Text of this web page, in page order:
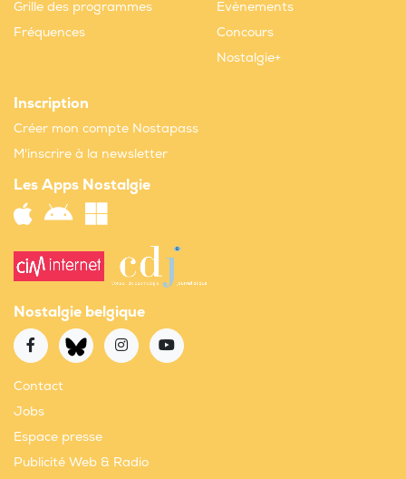
Grille des programmes
Fréquences
Evènements
Concours
Nostalgie+
Inscription
Créer mon compte Nostapass
M'inscrire à la newsletter
Les Apps Nostalgie
Nostalgie belgique
Contact
Jobs
Espace presse
Publicité Web & Radio